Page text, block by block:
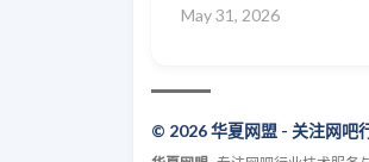
May 31, 2026
© 2026 华夏网盟 - 关注网吧